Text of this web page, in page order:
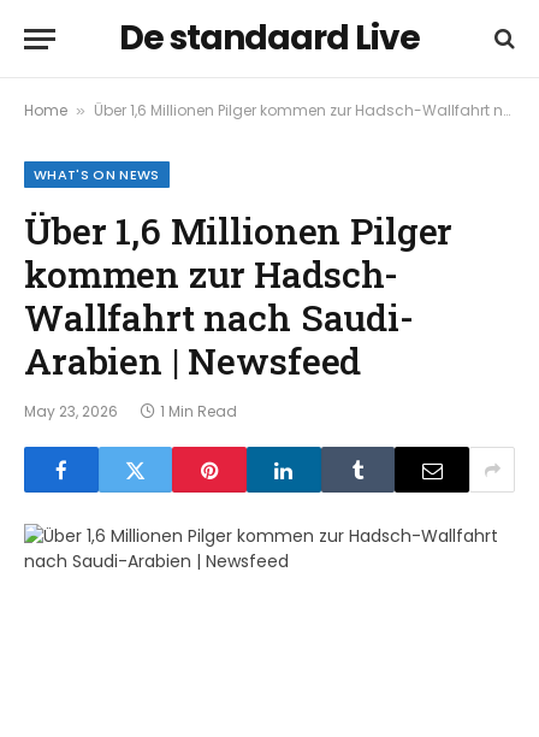
De standaard Live
Home » Über 1,6 Millionen Pilger kommen zur Hadsch-Wallfahrt nach Saudi-Arabien | Newsfeed
WHAT'S ON NEWS
Über 1,6 Millionen Pilger
kommen zur Hadsch-
Wallfahrt nach Saudi-
Arabien | Newsfeed
May 23, 2026 1 Min Read